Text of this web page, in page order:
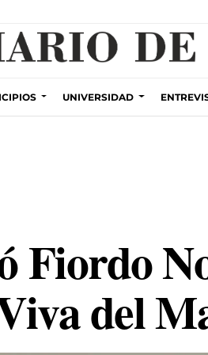
UNIVERSIDAD
Fiordo
del